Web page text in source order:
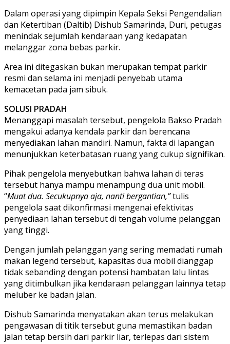
Dalam operasi yang dipimpin Kepala Seksi Pengendalian
dan Ketertiban (Daltib) Dishub Samarinda, Duri, petugas
menindak sejumlah kendaraan yang kedapatan
melanggar zona bebas parkir.
Area ini ditegaskan bukan merupakan tempat parkir
resmi dan selama ini menjadi penyebab utama
kemacetan pada jam sibuk.
SOLUSI PRADAH
Menanggapi masalah tersebut, pengelola Bakso Pradah
mengakui adanya kendala parkir dan berencana
menyediakan lahan mandiri. Namun, fakta di lapangan
menunjukkan keterbatasan ruang yang cukup signifikan.
Pihak pengelola menyebutkan bahwa lahan di teras
tersebut hanya mampu menampung dua unit mobil.
“Muat dua. Secukupnya aja, nanti bergantian,”tulis
pengelola saat dikonfirmasi mengenai efektivitas
penyediaan lahan tersebut di tengah volume pelanggan
yang tinggi.
Dengan jumlah pelanggan yang sering memadati rumah
makan legend tersebut, kapasitas dua mobil dianggap
tidak sebanding dengan potensi hambatan lalu lintas
yang ditimbulkan jika kendaraan pelanggan lainnya tetap
meluber ke badan jalan.
Dishub Samarinda menyatakan akan terus melakukan
pengawasan di titik tersebut guna memastikan badan
jalan tetap bersih dari parkir liar, terlepas dari sistem